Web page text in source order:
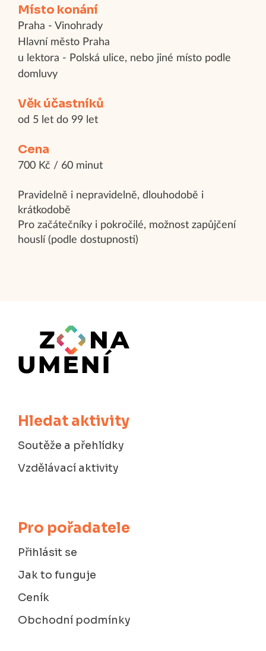
Místo konání
Praha - Vinohrady
Hlavní město Praha
u lektora - Polská ulice, nebo jiné místo podle
domluvy
Věk účastníků
od 5 let do 99 let
Cena
700 Kč / 60 minut
Pravidelně i nepravidelně, dlouhodobě i
krátkodobě
Pro začátečníky i pokročilé, možnost zapůjčení
houslí (podle dostupnosti)
Hledat aktivity
Soutěže a přehlídky
Vzdělávací aktivity
Pro pořadatele
Přihlásit se
Jak to funguje
Ceník
Obchodní podmínky